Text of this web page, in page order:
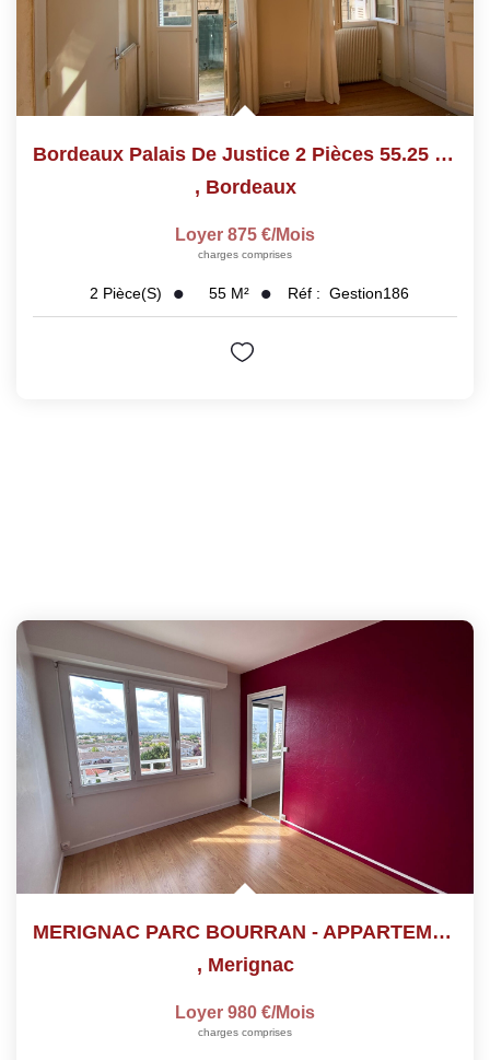
Bordeaux Palais De Justice 2 Pièces 55.25 M2
, Bordeaux
Loyer 875 €/mois
charges comprises
2 Pièce(s) 55 M² Réf : Gestion186
MERIGNAC PARC BOURRAN - APPARTEMENT 3 PIECES - 53m2
, Merignac
Loyer 980 €/mois
charges comprises